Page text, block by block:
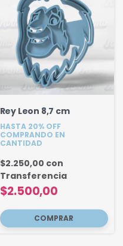
Rey Leon 8,7 cm
HASTA 20% OFF
COMPRANDO EN
CANTIDAD
$2.500,00
$2.250,00 con
Transferencia